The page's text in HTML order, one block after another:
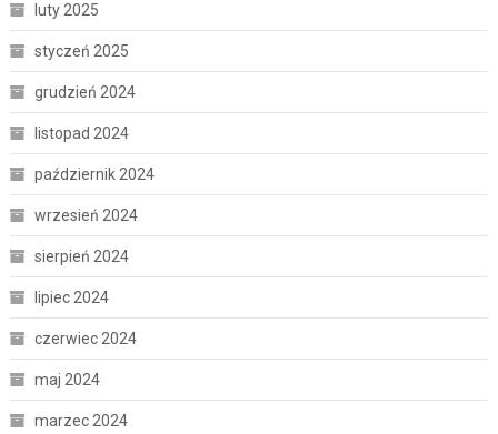
luty 2025
styczeń 2025
grudzień 2024
listopad 2024
październik 2024
wrzesień 2024
sierpień 2024
lipiec 2024
czerwiec 2024
maj 2024
marzec 2024